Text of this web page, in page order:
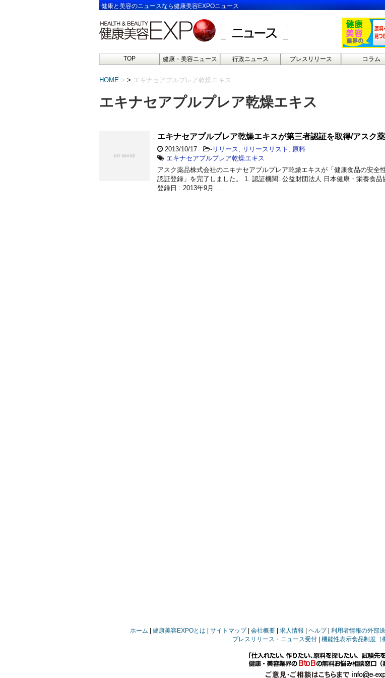
健康と美容のニュースなら健康美容EXPOニュース
TOP 健康・美容ニュース 行政ニュース プレスリリース コラム
HOME > エキナセアプルプレア乾燥エキス
エキナセアプルプレア乾燥エキス
エキナセアプルプレア乾燥エキスが第三者認証を取得/アスク
2013/10/17 - リリース リリースリスト
原料
エキナセアプルプレア乾燥エキス
アスク薬品株式会社のエキナセアプルプレア乾燥エキスが「健康食品の安全
認証登録」を完了しました。 1. 認証機関: 公益財団法人 日本健康・栄養食品
登録日 : 2013年9月 …
ホーム 健康美容EXPOとは サイトマップ 会社概要 求人情報 ヘルプ 利用者情報の外部
プレスリリース・ニュース受付
機能性表示食品制度［